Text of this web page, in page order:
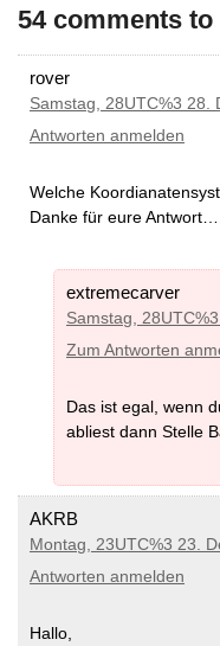
54 comments
rover
Samstag, 28UTC%3 28.
Antworten anmelden
Welche
Danke für eure Antwort…
extremecarver
Samstag,
Zum Antworten
Das ist egal, wenn
abliest dann Stelle
AKRB
Montag, 23UTC%3 23.
Antworten anmelden
Hallo,